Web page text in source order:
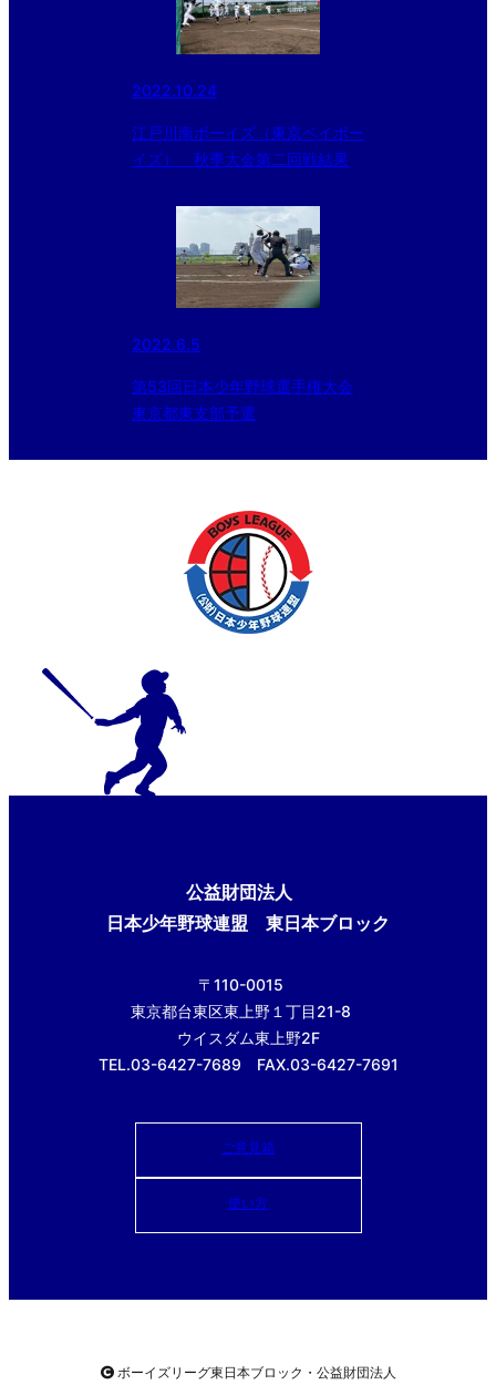
2022.10.24
江戸川南ボーイズ（東京ベイボー
イズ） 秋季大会第二回戦結果
2022.6.5
第53回日本少年野球選手権大会
東京都東支部予選
公益財団法人
日本少年野球連盟 東日本ブロック
〒110-0015
東京都台東区東上野１丁目21-8
ウイスダム東上野2F
TEL.03-6427-7689 FAX.03-6427-7691
ご意見箱
使い方
ボーイズリーグ東日本ブロック・公益財団法人